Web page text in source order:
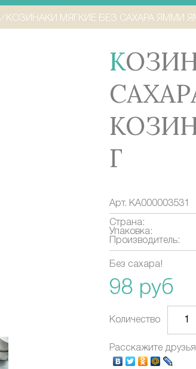
⁄ КОЗИНАКИ МЯГКИЕ БЕЗ САХАРА ЯММИ
КОЗИНАКИ МЯГКИЕ БЕЗ
Г
Арт. КА000003531
Страна:
Упаковка:
Производитель:
Без сахара!
98 руб
Количество
Расскажите